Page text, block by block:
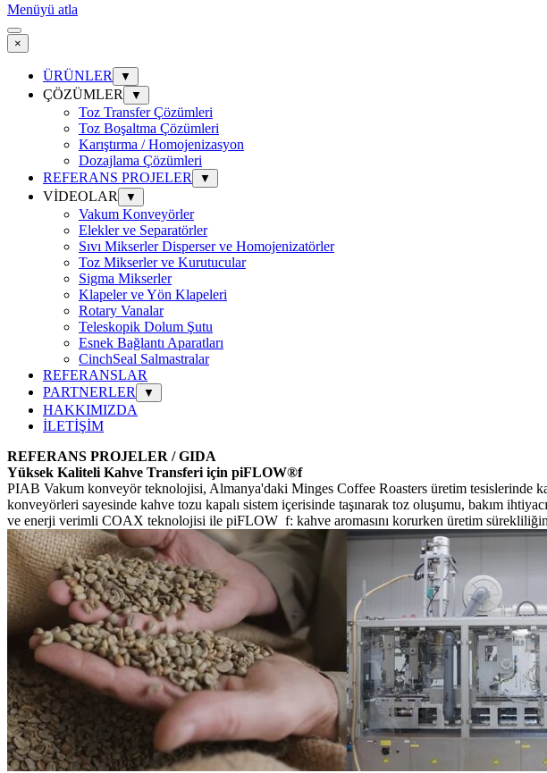
Menüyü atla
×
ÜRÜNLER ▼
ÇÖZÜMLER ▼
Toz Transfer Çözümleri
Toz Boşaltma Çözümleri
Karıştırma / Homojenizasyon
Dozajlama Çözümleri
REFERANS PROJELER
▼
VİDEOLAR ▼
Vakum Konveyörler
Elekler ve Separatörler
Sıvı Mikserler Disperser ve Homojenizatörler
Toz Mikserler ve Kurutucular
Sigma Mikserler
Klapeler ve Yön Klapeleri
Rotary Vanalar
Teleskopik Dolum Şutu
Esnek Bağlantı Aparatları
CinchSeal Salmastralar
REFERANSLAR
PARTNERLER
▼
HAKKIMIZDA
İLETİŞİM
REFERANS PROJELER / GIDA
Yüksek Kaliteli Kahve Transferi için piFLOW®f
PIAB Vakum konveyör teknolojisi, Almanya'daki Minges Coffee Roasters üretim
konveyörleri sayesinde kahve tozu kapalı sistem içerisinde taşınarak toz oluşumu, bakım
ve enerji verimli COAX teknolojisi ile piFLOW f: kahve aromasını korurken üretim